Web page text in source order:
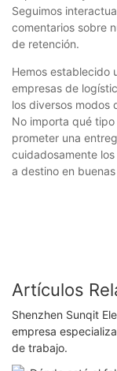
Seguimos
comentarios sobre
de retención.
Hemos establecido
empresas de
los diversos modos
No importa qué
prometer una
cuidadosamente
a destino en
Artículos
Shenzhen Sunqit
empresa
de trabajo.